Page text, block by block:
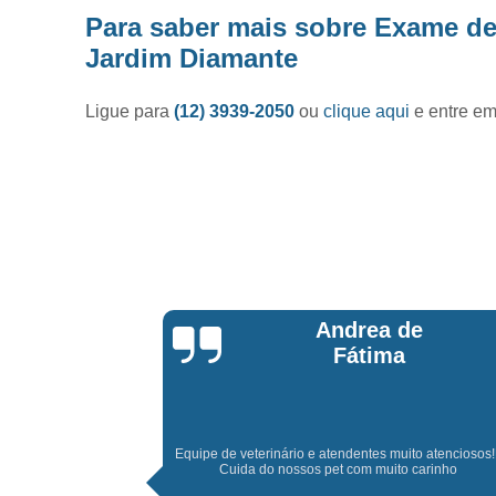
Para saber mais sobre Exame
Jardim Diamante
Ligue para(12) 3939-2050ouclique aqui e entre
Daniel Alves
Ótimo atendimento e muita paciência com meu amigo
adorei a experiência e recomendo a todos.